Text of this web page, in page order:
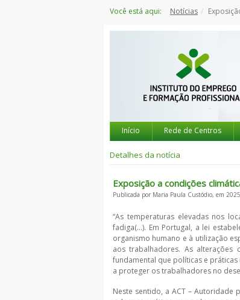
para
Você está aqui: Notícias
Início Rede de Centros
Detalhes da notícia
Exposição a condições
Publicada por Maria Paula Custódio, em
“As temperaturas elevadas nos
fadiga(…). Em Portugal, a lei​
organismo humano e à utilização
aos trabalhadores. As
fundamental que políticas e
a proteger os trabalhadores no
Neste sentido, a ACT –